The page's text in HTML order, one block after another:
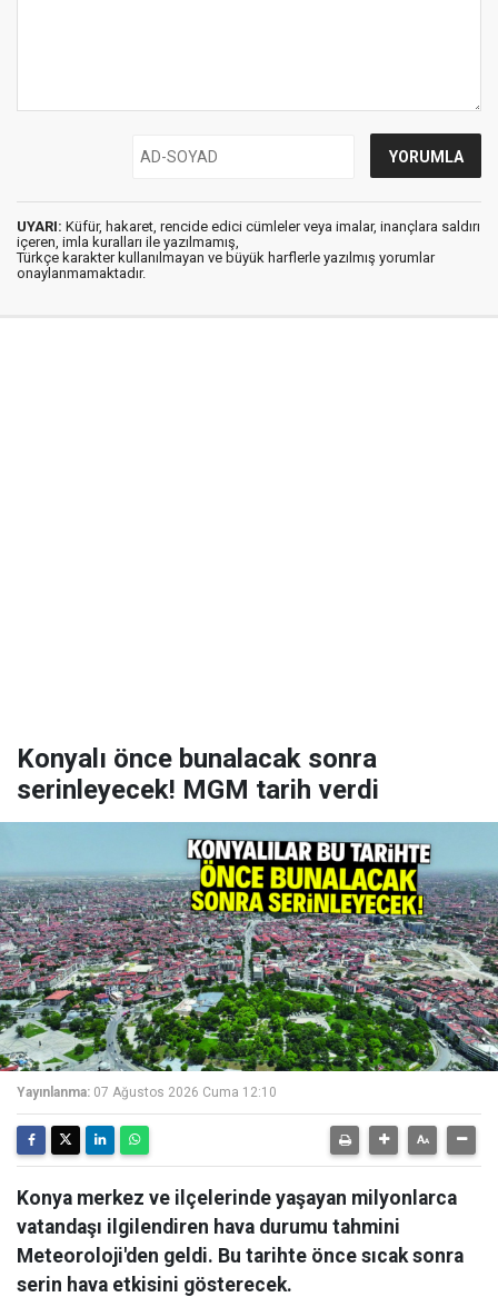
UYARI: Küfür, hakaret, rencide edici cümleler veya imalar, inançlara saldırı
içeren, imla kuralları ile yazılmamış,
Türkçe karakter kullanılmayan ve büyük harflerle yazılmış yorumlar
onaylanmamaktadır.
Konyalı önce bunalacak sonra
serinleyecek! MGM tarih verdi
Yayınlanma: 07 Ağustos 2026 Cuma 12:10
Konya merkez ve ilçelerinde yaşayan milyonlarca
vatandaşı ilgilendiren hava durumu tahmini
Meteoroloji'den geldi. Bu tarihte önce sıcak sonra
serin hava etkisini gösterecek.